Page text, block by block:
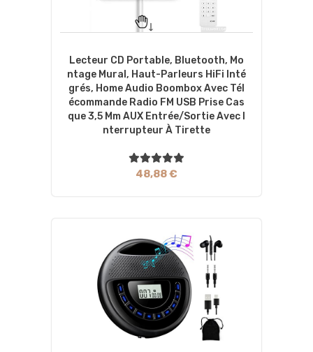
Lecteur CD Portable, Bluetooth, Mo
Ntage Mural, Haut-Parleurs HiFi Inté
Grés, Home Audio Boombox Avec Tél
Écommande Radio FM USB Prise Cas
Que 3,5 Mm AUX Entrée/Sortie Avec I
Nterrupteur À Tirette
48,88 €